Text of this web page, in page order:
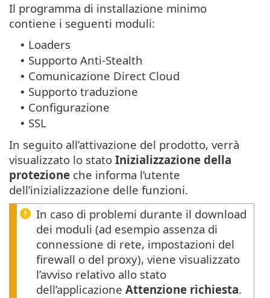
Il programma di installazione minimo
contiene i seguenti moduli:
• Loaders
• Supporto Anti-Stealth
• Comunicazione Direct Cloud
• Supporto traduzione
• Configurazione
• SSL
In seguito all’attivazione del prodotto, verrà
visualizzato lo stato Inizializzazione della
protezione che informa l’utente
dell’inizializzazione delle funzioni.
In caso di problemi durante il download
dei moduli (ad esempio assenza di
connessione di rete, impostazioni del
firewall o del proxy), viene visualizzato
l’avviso relativo allo stato
dell’applicazione Attenzione richiesta.